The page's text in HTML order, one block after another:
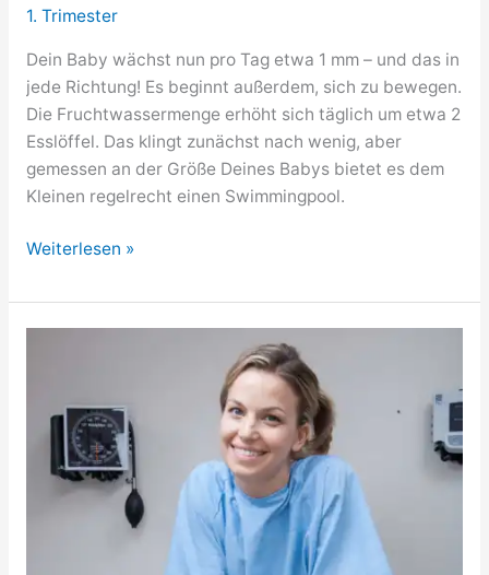
1. Trimester
Dein Baby wächst nun pro Tag etwa 1 mm – und das in
jede Richtung! Es beginnt außerdem, sich zu bewegen.
Die Fruchtwassermenge erhöht sich täglich um etwa 2
Esslöffel. Das klingt zunächst nach wenig, aber
gemessen an der Größe Deines Babys bietet es dem
Kleinen regelrecht einen Swimmingpool.
8.
/
8.
Weiterlesen »